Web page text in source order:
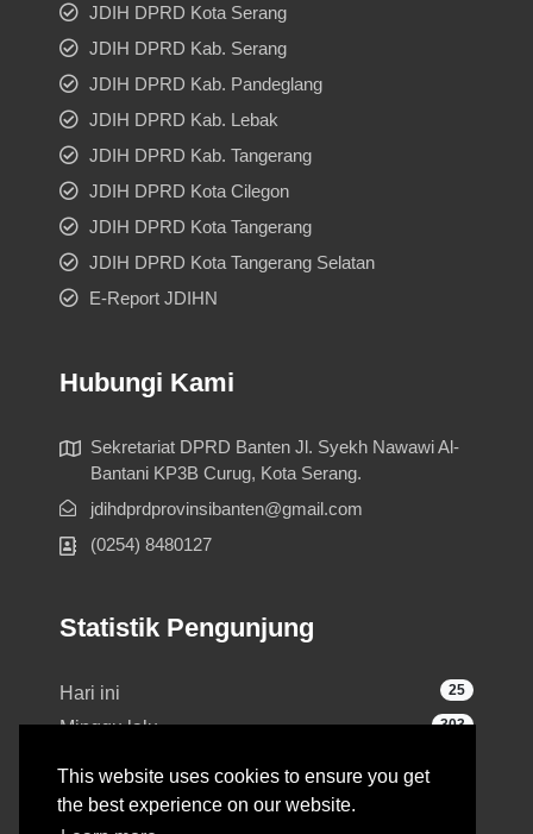
This website uses cookies to ensure you get
the best experience on our website.
JDIH DPRD Kota Serang
JDIH DPRD Kab. Serang
JDIH DPRD Kab. Pandeglang
JDIH DPRD Kab. Lebak
JDIH DPRD Kab. Tangerang
JDIH DPRD Kota Cilegon
JDIH DPRD Kota Tangerang
JDIH DPRD Kota Tangerang Selatan
E-Report JDIHN
Hubungi Kami
Sekretariat DPRD Banten Jl. Syekh Nawawi Al-
Bantani KP3B Curug, Kota Serang.
jdihdprdprovinsibanten@gmail.com
(0254) 8480127
Statistik Pengunjung
Hari ini 25
Minggu lalu 303
Total